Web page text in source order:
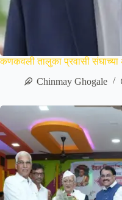
कणकवली तालुका प्रवासी संघाच्या
Chinmay Ghogale